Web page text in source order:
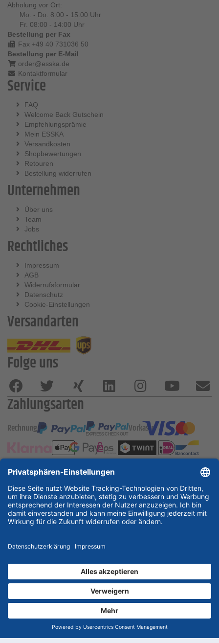
Abholung vor Ort:
Mo. - Do. 8:00 - 15:00 Uhr
Fr. 08:00 - 14:00 Uhr
Bestellung per Fax
Fax +49 40 731036 50
Bestellung per E-Mail
order@esska.de
Kontaktformular
Service
FAQ
Welcome Back Gutschein
Empfehlungsprämie
Mein ESSKA
Versandkosten
Shopbewertungen
Retouren
Bestellung widerrufen
Unternehmen
Über uns
Team
Jobs
Rechtliches
Impressum
AGB
Widerrufsformular
Datenschutz
Cookie-Einstellungen
Versandarten
Folge uns
Zahlungsarten
Rechnung Vorkasse
ESSKA International
new
new new
Partner & Zertifikate
© 2026 ESSKA.de GmbH. Alle Rechte vorbehalten.